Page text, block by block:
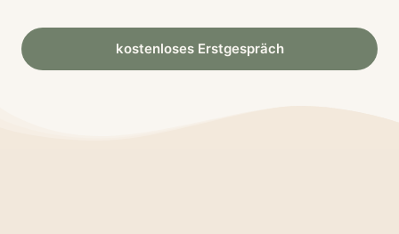
kostenloses Erstgespräch